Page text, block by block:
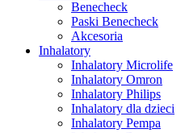
Benecheck
Paski Benecheck
Akcesoria
Inhalatory
Inhalatory Microlife
Inhalatory Omron
Inhalatory Philips
Inhalatory dla dzieci
Inhalatory Pempa